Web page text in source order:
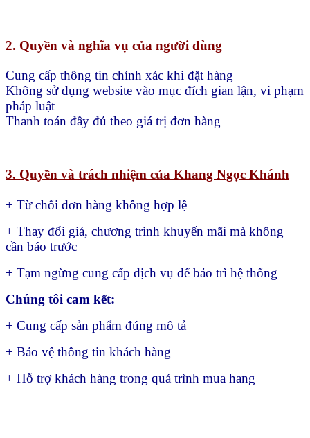
2. Quyền và nghĩa vụ của người dùng
Cung cấp thông tin chính xác khi đặt hàng
Không sử dụng website vào mục đích gian lận, vi phạm
pháp luật
Thanh toán đầy đủ theo giá trị đơn hàng
3. Quyền và trách nhiệm của Khang Ngọc Khánh
+ Từ chối đơn hàng không hợp lệ
+ Thay đổi giá, chương trình khuyến mãi mà không
cần báo trước
+ Tạm ngừng cung cấp dịch vụ để bảo trì hệ thống
Chúng tôi cam kết:
+ Cung cấp sản phẩm đúng mô tả
+ Bảo vệ thông tin khách hàng
+ Hỗ trợ khách hàng trong quá trình mua hang